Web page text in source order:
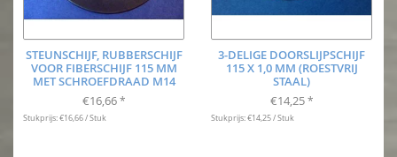
STEUNSCHIJF, RUBBERSCHIJF
VOOR FIBERSCHIJF 115 MM
MET SCHROEFDRAAD M14
€16,66 *
Stukprijs: €16,66 / Stuk
3-DELIGE DOORSLIJPSCHIJF
115 X 1,0 MM (ROESTVRIJ
STAAL)
€14,25 *
Stukprijs: €14,25 / Stuk